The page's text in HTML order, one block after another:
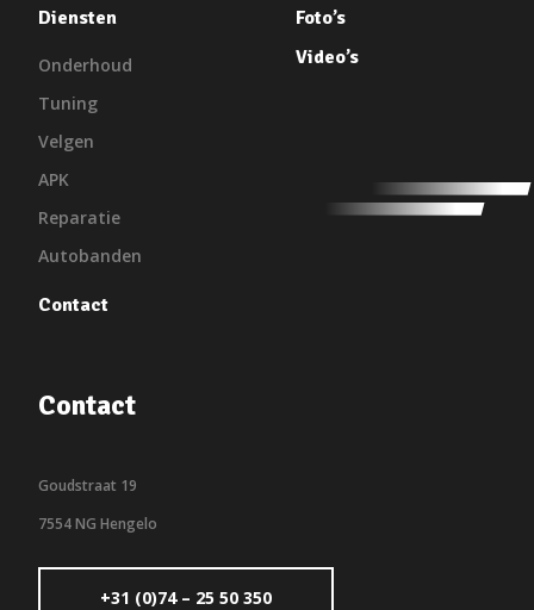
Diensten
Onderhoud
Tuning
Velgen
APK
Reparatie
Autobanden
Contact
Foto’s
Video’s
Contact
Goudstraat 19
7554 NG Hengelo
+31 (0)74 – 25 50 350